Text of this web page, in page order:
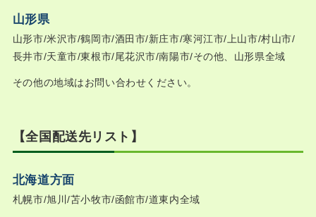
山形県
山形市/米沢市/鶴岡市/酒田市/新庄市/寒河江市/上山市/村山市/
長井市/天童市/東根市/尾花沢市/南陽市/その他、山形県全域
その他の地域はお問い合わせください。
【全国配送先リスト】
北海道方面
札幌市/旭川/苫小牧市/函館市/道東内全域